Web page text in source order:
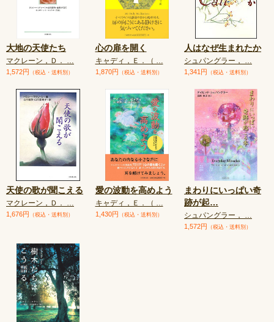
大地の天使たち
マクレーン，Ｄ． …
1,572円 （税込・送料別）
心の扉を開く
キャディ，Ｅ．（ …
1,870円 （税込・送料別）
人はなぜ生まれたか
シュパングラー， …
1,341円 （税込・送料別）
天使の歌が聞こえる
マクレーン，Ｄ． …
1,676円 （税込・送料別）
愛の波動を高めよう
キャディ，Ｅ．（ …
1,430円 （税込・送料別）
まわりにいっぱい奇
跡が起…
シュパングラー， …
1,572円 （税込・送料別）